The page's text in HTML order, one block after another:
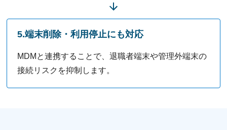
5.端末削除・利用停止にも対応
MDMと連携することで、退職者端末や管理外端末の
接続リスクを抑制します。